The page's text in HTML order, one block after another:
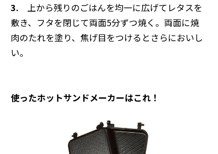
3. 上から残りのごはんを均一に広げてレタスを
敷き、フタを閉じて両面5分ずつ焼く。両面に焼
肉のたれを塗り、焦げ目をつけるとさらにおいし
い。
使ったホットサンドメーカーはこれ！